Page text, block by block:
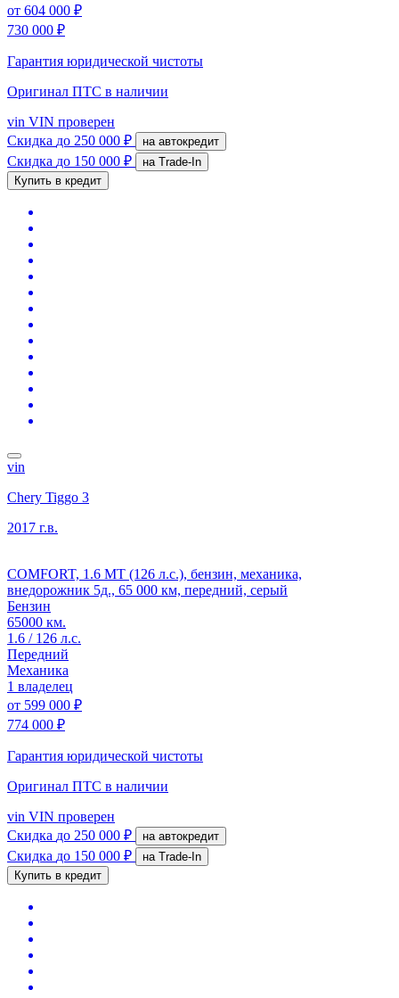
от 604 000 ₽
730 000 ₽
Гарантия юридической чистоты
Оригинал ПТС в наличии
vin VIN проверен
Скидка до 250 000 ₽ на автокредит
Скидка до 150 000 ₽
на Trade-In
Купить в кредит
vin
Chery Tiggo 3
2017 г.в.
COMFORT, 1.6 MT (126 л.с.), бензин, механика,
внедорожник 5д., 65 000 км, передний, серый
Бензин
65000 км.
1.6 / 126 л.с.
Передний
Механика
1 владелец
от 599 000 ₽
774 000 ₽
Гарантия юридической чистоты
Оригинал ПТС в наличии
vin VIN проверен
Скидка до 250 000 ₽ на автокредит
Скидка до 150 000 ₽
на Trade-In
Купить в кредит